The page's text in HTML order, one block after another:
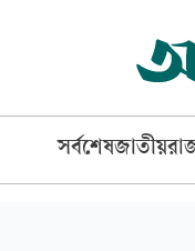
সর্বশেষজাতীয়